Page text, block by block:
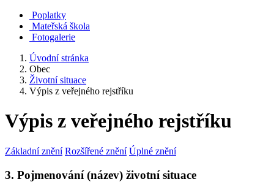
Poplatky
Mateřská škola
Fotogalerie
Úvodní stránka
Obec
Životní situace
Výpis z veřejného rejstříku
Výpis z veřejného rejstříku
Základní znění Rozšířené znění Úplné znění
3. Pojmenování (název) životní situace